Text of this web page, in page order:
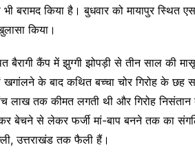
बरामद किया है। बुधवार को मायापुर स्थित
किया।
कैंप में झुग्गी झोपड़ी से तीन साल की
के बाद कथित बच्चा चोर गिरोह के छह
लाख तक कीमत लगती थी और गिरोह निसंतान
से लेकर फर्जी मां-बाप बनने तक का
उत्तराखंड तक फैली हैं।